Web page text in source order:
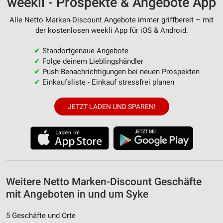
Alle Netto Marken-Discount Angebote immer griffbereit – mit
der kostenlosen weekli App für iOS & Android.
✔ Standortgenaue Angebote
✔ Folge deinem Lieblingshändler
✔ Push-Benachrichtigungen bei neuen Prospekten
✔ Einkaufsliste - Einkauf stressfrei planen
JETZT LADEN UND SPAREN!
Weitere Netto Marken-Discount Geschäfte
mit Angeboten in und um Syke
5 Geschäfte und Orte
Messung der Werbeleistung
Messung der Performance von Inhalten
Analyse von Zielgruppen durch Statistiken oder
Kombinationen von Daten aus verschiedenen
Quellen
Entwicklung und Verbesserung der Angebote
Verwendung reduzierter Daten zur Auswahl von
IAB-Besonderheiten:
Verwendung genauer Standortdaten
Nicht-IAB-Verarbeitungszwecke: